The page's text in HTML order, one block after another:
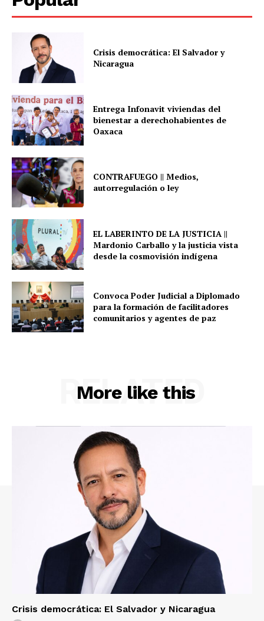
Crisis democrática: El Salvador y
Nicaragua
Entrega Infonavit viviendas del
bienestar a derechohabientes de
Oaxaca
CONTRAFUEGO || Medios,
autorregulación o ley
EL LABERINTO DE LA JUSTICIA ||
Mardonio Carballo y la justicia vista
desde la cosmovisión indígena
Convoca Poder Judicial a Diplomado
para la formación de facilitadores
comunitarios y agentes de paz
More like this
RELATED
Crisis democrática: El Salvador y Nicaragua